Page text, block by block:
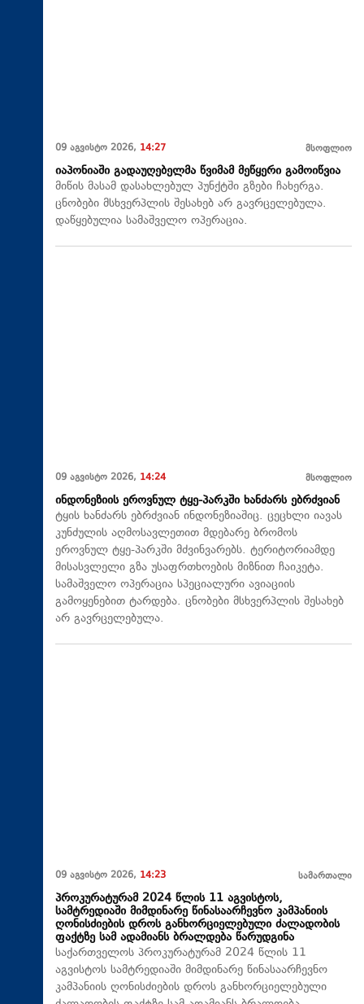
09 აგვისტო 2026, 14:27 მსოფლიო
იაპონიაში გადაუღებელმა წვიმამ მეწყერი გამოიწვია
მიწის მასამ დასახლებულ პუნქტში გზები ჩახერგა.
ცნობები მსხვერპლის შესახებ არ გავრცელებულა.
დაწყებულია სამაშველო ოპერაცია.
09 აგვისტო 2026, 14:24 მსოფლიო
ინდონეზიის ეროვნულ ტყე-პარკში ხანძარს ებრძვიან
ტყის ხანძარს ებრძვიან ინდონეზიაშიც. ცეცხლი იავას
კუნძულის აღმოსავლეთით მდებარე ბრომოს
ეროვნულ ტყე-პარკში მძვინვარებს. ტერიტორიამდე
მისასვლელი გზა უსაფრთხოების მიზნით ჩაიკეტა.
სამაშველო ოპერაცია სპეციალური ავიაციის
გამოყენებით ტარდება. ცნობები მსხვერპლის შესახებ
არ გავრცელებულა.
09 აგვისტო 2026, 14:23 სამართალი
პროკურატურამ 2024 წლის 11 აგვისტოს,
სამტრედიაში მიმდინარე წინასაარჩევნო კამპანიის
ღონისძიების დროს განხორციელებული ძალადობის
ფაქტზე სამ ადამიანს ბრალდება წარუდგინა
საქართველოს პროკურატურამ 2024 წლის 11
აგვისტოს სამტრედიაში მიმდინარე წინასაარჩევნო
კამპანიის ღონისძიების დროს განხორციელებული